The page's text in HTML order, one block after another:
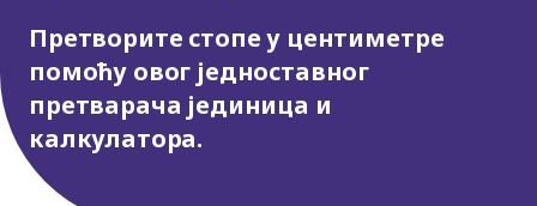
Претворите стопе у центиметре
помоћу овог једноставног
претварача јединица и
калкулатора.